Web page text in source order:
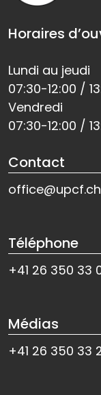
Horaires
Lundi au jeudi
07:30-12:00 /
Vendredi
07:30-12:00 /
Contact
office@upcf.ch
Téléphone
+41 26 350 33
Médias
+41 26 350 33